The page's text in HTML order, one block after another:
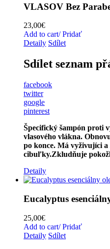
VLASOV Bez
23,00€
Add to cart/ Pridať
Detaily Sdílet
Sdílet seznam
facebook
twitter
google
pinterest
Špecifický šampón proti
vlasového vlákna.
po konce. Má vyživujíci
cibuľky.Zkludňuje
Detaily
Eucalyptus
25,00€
Add to cart/ Pridať
Detaily Sdílet